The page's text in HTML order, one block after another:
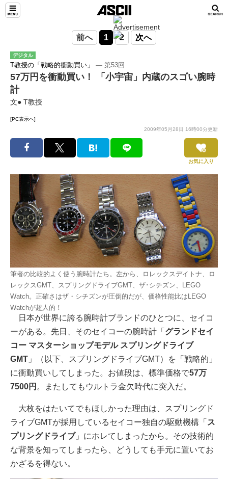
前へ 1 2 次へ
デジタル
T教授の「戦略的衝動買い」 ― 第53回
57万円を衝動買い！ 「小宇宙」内蔵のスゴい腕時
計
文● T教授
[PC表示へ]
2009年05月28日 16時00分更新
お気に入り
筆者の比較的よく使う腕時計たち。左から、ロレックスデイトナ、ロ
レックスGMT、スプリングドライブGMT、ザ･シチズン、LEGO
Watch。正確さはザ・シチズンが圧倒的だが、価格性能比はLEGO
Watchが超人的！
日本が世界に誇る腕時計ブランドのひとつに、セイコ
ーがある。先日、そのセイコーの腕時計「 グランドセイ
コー マスターショップモデル スプリングドライブ
GMT 」（以下、スプリングドライブGMT）を「戦略的」
に衝動買いしてしまった。お値段は、標準価格で57万
7500円 。またしてもウルトラ金欠時代に突入だ。
大枚をはたいてでもほしかった理由は、スプリングド
ライブGMTが採用しているセイコー独自の駆動機構「 ス
プリングドライブ」にホレてしまったから。その技術的
な背景を知ってしまったら、どうしても手元に置いてお
かざるを得ない。